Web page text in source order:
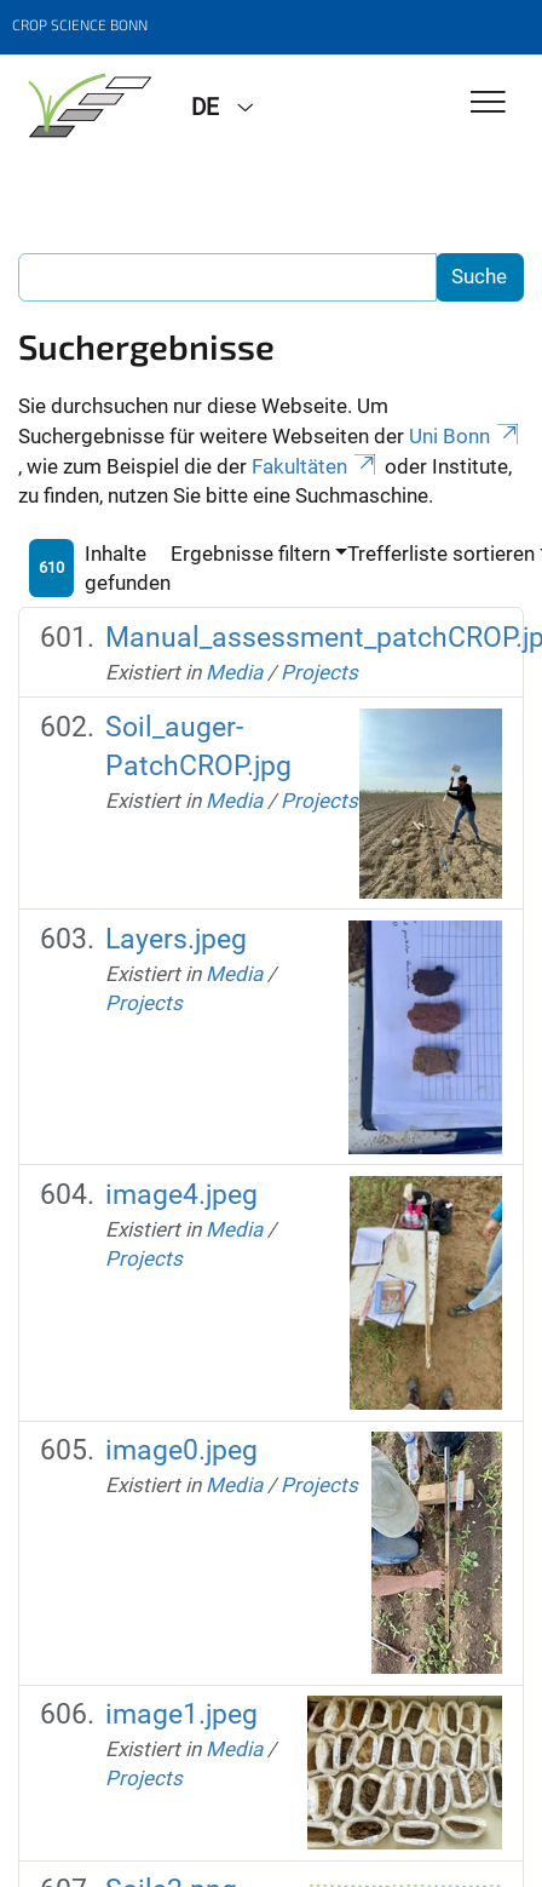
CROP SCIENCE BONN
DE
Suchergebnisse
Sie durchsuchen nur diese Webseite. Um
Suchergebnisse für weitere Webseiten der Uni Bonn
, wie zum Beispiel die der Fakultäten
oder Institute,
zu finden, nutzen Sie bitte eine Suchmaschine.
610
Inhalte
gefunden
Ergebnisse filtern Trefferliste sortieren
Existiert in Media /Projects
Soil_auger-
PatchCROP.jpg
Existiert in Media /Projects
Layers.jpeg
Existiert in Media /
Projects
image4.jpeg
Existiert in Media /
Projects
image0.jpeg
Existiert in Media /Projects
image1.jpeg
Existiert in Media /
Projects